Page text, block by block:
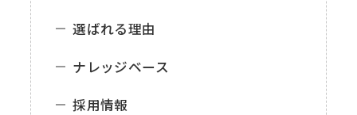
選ばれる理由
ナレッジベース
採用情報